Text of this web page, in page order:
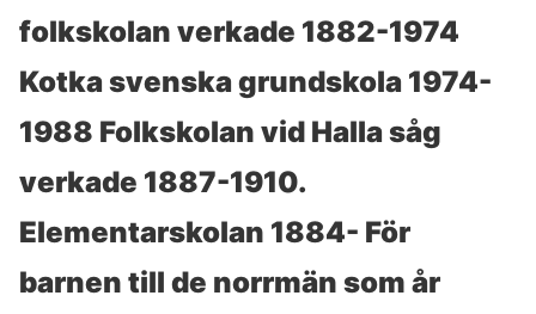
folkskolan verkade 1882-1974
Kotka svenska grundskola 1974-
1988 Folkskolan vid Halla såg
verkade 1887-1910.
Elementarskolan 1884- För
barnen till de norrmän som år